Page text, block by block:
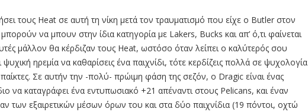
τους Heat σε αυτή τη νίκη μετά τον τραυματισμό που είχε ο Butler στον
να μπουν στην ίδια κατηγορία με Lakers, Bucks και απ’ ό,τι φαίνεται
μάλλον θα κέρδιζαν τους Heat, ωστόσο όταν λείπει ο καλύτερός σου
ψυχική ηρεμία να καθαρίσεις ένα παιχνίδι, τότε κερδίζεις πολλά σε ψυχολογία
Σε αυτήν την -πολύ- πρώιμη φάση της σεζόν, ο Dragic είναι ένας
να καταγράφει ένα εντυπωσιακό +21 απέναντι στους Pelicans, και έναν
των εξαιρετικών μέσων όρων του και στα δύο παιχνίδια (19 πόντοι, οχτώ